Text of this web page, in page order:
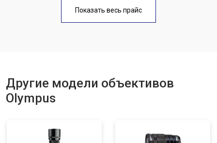
Показать весь прайс
Другие модели объективов
Olympus